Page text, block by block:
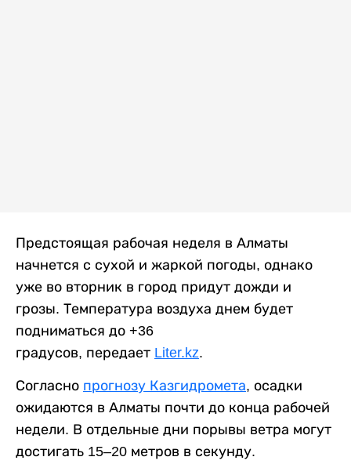
Предстоящая рабочая неделя в Алматы
начнется с сухой и жаркой погоды, однако
уже во вторник в город придут дожди и
грозы. Температура воздуха днем будет
подниматься до +36
градусов, передает Liter.kz.
Согласно прогнозу Казгидромета, осадки
ожидаются в Алматы почти до конца рабочей
недели. В отдельные дни порывы ветра могут
достигать 15–20 метров в секунду.